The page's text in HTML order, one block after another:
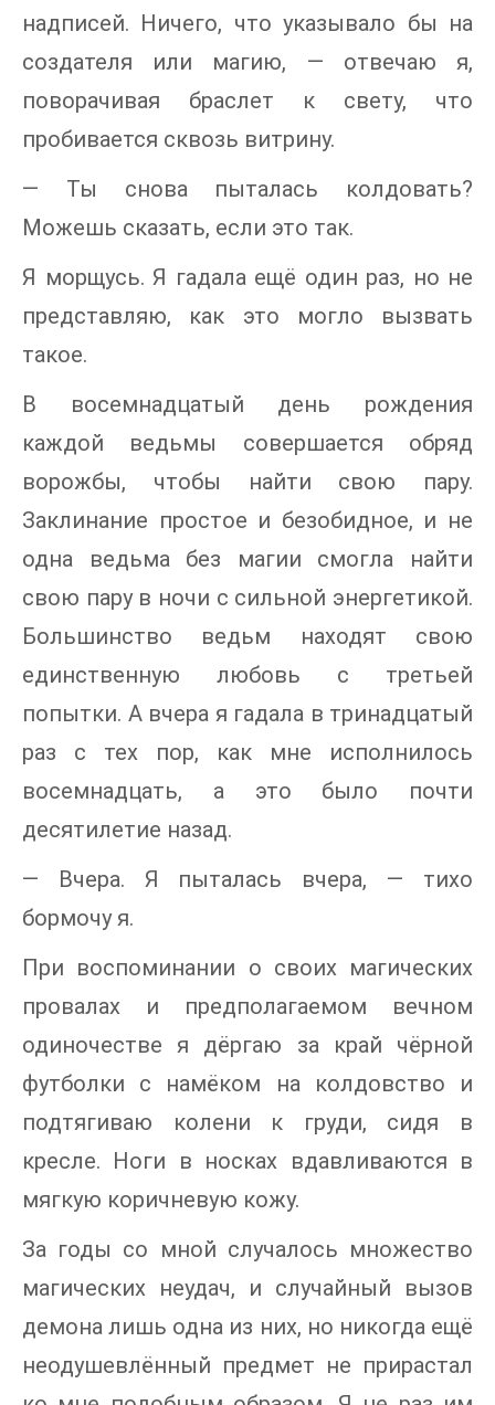
надписей. Ничего, что указывало бы на
создателя или магию, — отвечаю я,
поворачивая браслет к свету, что
пробивается сквозь витрину.
— Ты снова пыталась колдовать?
Можешь сказать, если это так.
Я морщусь. Я гадала ещё один раз, но не
представляю, как это могло вызвать
такое.
В восемнадцатый день рождения
каждой ведьмы совершается обряд
ворожбы, чтобы найти свою пару.
Заклинание простое и безобидное, и не
одна ведьма без магии смогла найти
свою пару в ночи с сильной энергетикой.
Большинство ведьм находят свою
единственную любовь с третьей
попытки. А вчера я гадала в тринадцатый
раз с тех пор, как мне исполнилось
восемнадцать, а это было почти
десятилетие назад.
— Вчера. Я пыталась вчера, — тихо
бормочу я.
При воспоминании о своих магических
провалах и предполагаемом вечном
одиночестве я дёргаю за край чёрной
футболки с намёком на колдовство и
подтягиваю колени к груди, сидя в
кресле. Ноги в носках вдавливаются в
мягкую коричневую кожу.
За годы со мной случалось множество
магических неудач, и случайный вызов
демона лишь одна из них, но никогда ещё
неодушевлённый предмет не прирастал